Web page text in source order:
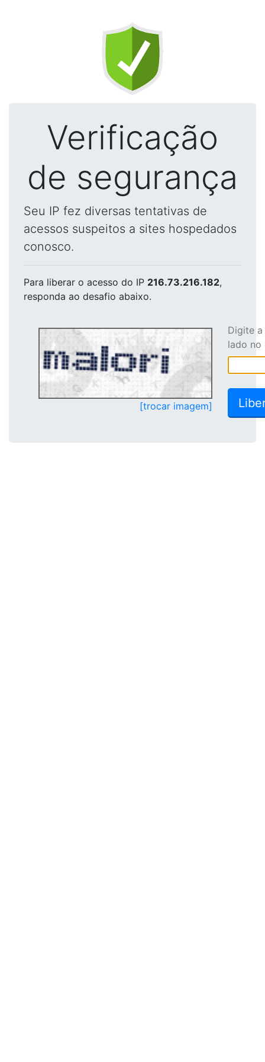
Verificação
de segurança
Seu IP fez diversas tentativas de
acessos suspeitos a sites hospedados
conosco.
Para liberar o acesso do IP 216.73.216.182,
responda ao desafio abaixo.
[trocar imagem]
Digite
lado no